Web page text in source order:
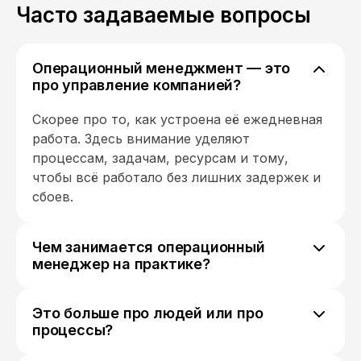
кто будет обращаться в суд
за возвратом денег, даже если
на этом SF EDUCATION
и зарабатывает. Рекламировать
которая обучает более 9 лет
и «зажать» возврат 13 000 рублей
за некачественные услуги — это
просто позор! Если, читая эти
строки, вы думаете учиться
в SF EDUCATION университете
на сайте и написано о возврате
средств — это о\*\*\*\*\*, деньги
вам не вернут.
Часто задаваемые вопросы
Операционный менеджмент — это
про управление компанией?
Скорее про то, как устроена её ежедневная
работа. Здесь внимание уделяют
процессам, задачам, ресурсам и тому,
чтобы всё работало без лишних задержек и
сбоев.
Чем занимается операционный
менеджер на практике?
контроль процессов, распределение задач,
поиск узких мест и решение
Это больше про людей или про
процессы?